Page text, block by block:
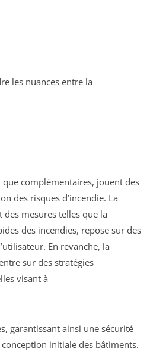
les nuances entre la
que complémentaires, jouent des
des risques d’incendie. La
mesures telles que la
des incendies, repose sur des
En revanche, la
sur des stratégies
visant à
garantissant ainsi une sécurité
initiale des bâtiments.